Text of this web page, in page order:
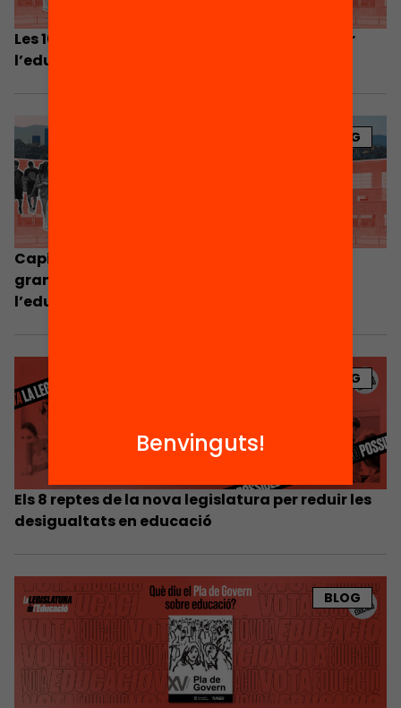
Les 10 propostes de l’Anuari 2024 per millorar
l’educació a Catalunya
BLOG
Capítols monogràfics de l’anuari 2024: Vuit
grans desigualtats socials que impacten en
l’educació
BLOG
Els 8 reptes de la nova legislatura per reduir les
desigualtats en educació
BLOG
Benvinguts!